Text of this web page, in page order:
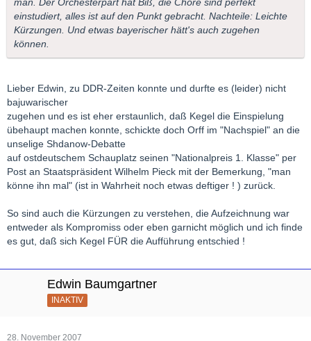
man. Der Orchesterpart hat Biß, die Chöre sind perfekt
einstudiert, alles ist auf den Punkt gebracht. Nachteile: Leichte
Kürzungen. Und etwas bayerischer hätt's auch zugehen
können.
Lieber Edwin, zu DDR-Zeiten konnte und durfte es (leider) nicht
bajuwarischer
zugehen und es ist eher erstaunlich, daß Kegel die Einspielung
übehaupt machen konnte, schickte doch Orff im "Nachspiel" an die
unselige Shdanow-Debatte
auf ostdeutschem Schauplatz seinen "Nationalpreis 1. Klasse" per
Post an Staatspräsident Wilhelm Pieck mit der Bemerkung, "man
könne ihn mal" (ist in Wahrheit noch etwas deftiger ! ) zurück.
So sind auch die Kürzungen zu verstehen, die Aufzeichnung war
entweder als Kompromiss oder eben garnicht möglich und ich finde
es gut, daß sich Kegel FÜR die Aufführung entschied !
Edwin Baumgartner
INAKTIV
28. November 2007